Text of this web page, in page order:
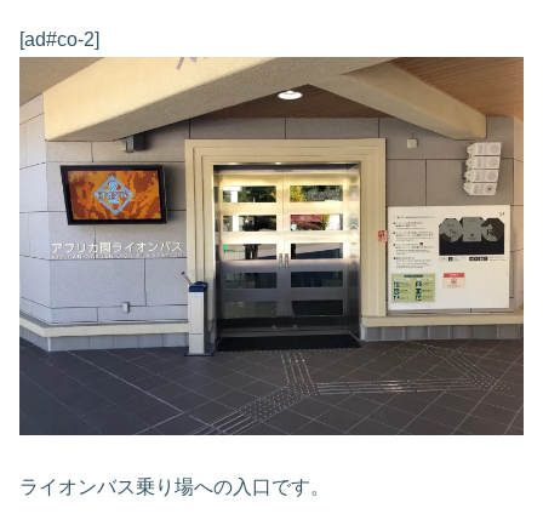
[ad#co-2]
ライオンバス乗り場への入口です。